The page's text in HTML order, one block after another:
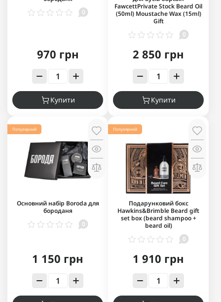
0
970 грн
Купити
FawcettPrivate Stock Beard Oil
(50ml) Moustache Wax (15ml)
Gift
0
2 850 грн
Купити
Популярний
Основний набір Boroda для
бороданя
0
1 150 грн
Популярний
Подарунковий бокс
Hawkins&Brimble Beard gift
set box (beard shampoo +
beard oil)
0
1 910 грн